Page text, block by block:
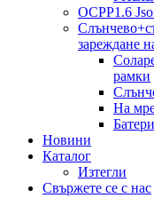
OCPP1.6
зареждане
рамки
На
Новини
Каталог
Изтегли
Свържете се с нас